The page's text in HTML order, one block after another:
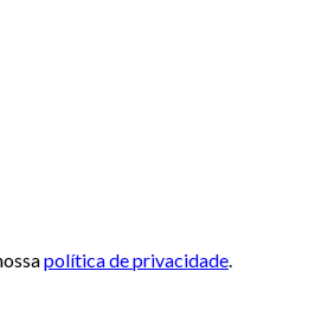
política de privacidade.